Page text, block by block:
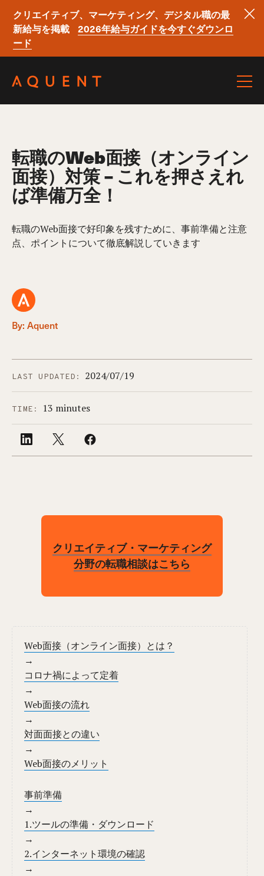
クリエイティブ、マーケティング、デジタル職の最
新給与を掲載
2026年給与ガイドを今すぐダウンロ
ード
転職のWeb面接（オンライン
面接）対策 – これを押さえれ
ば準備万全！
By: Aquent
転職のWeb面接で好印象を残すために、事前準備と注意
点、ポイントについて徹底解説していきます
LAST UPDATED: 2024/07/19
TIME: 13 minutes
クリエイティブ・マーケティング
分野の転職相談はこちら
Web面接（オンライン面接）とは？
→
コロナ禍によって定着
→
Web面接の流れ
→
対面面接との違い
→
Web面接のメリット
事前準備
→
1.ツールの準備・ダウンロード
→
2.インターネット環境の確認
→